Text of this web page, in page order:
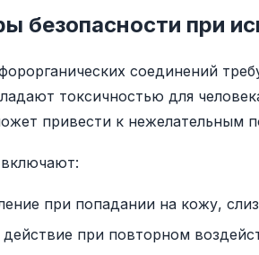
безопасности при
соединений
токсичностью для
привести к нежелательным
при попадании на кожу,
действие при повторном